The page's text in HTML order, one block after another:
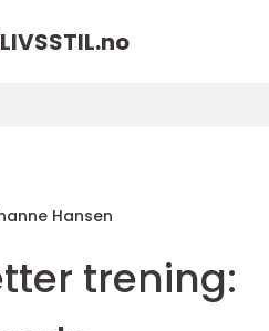
no
Hansen
trening: